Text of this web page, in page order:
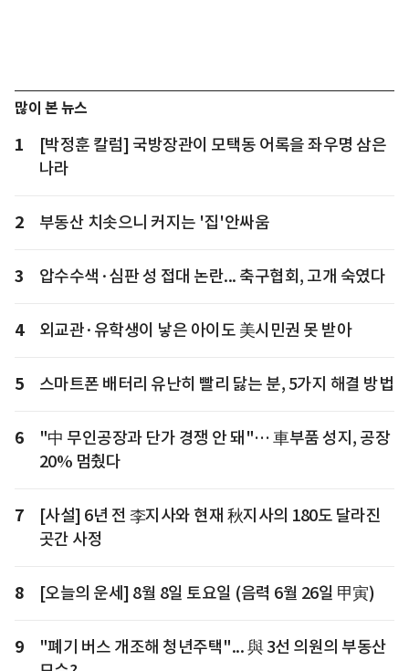
많이 본 뉴스
1
[박정훈 칼럼] 국방장관이 모택동 어록을 좌우명 삼은
나라
2 부동산 치솟으니 커지는 '집'안싸움
3 압수수색·심판 성 접대 논란... 축구협회, 고개 숙였다
4 외교관·유학생이 낳은 아이도 美시민권 못 받아
5 스마트폰 배터리 유난히 빨리 닳는 분, 5가지 해결 방법
6
"中 무인공장과 단가 경쟁 안 돼"… 車부품 성지, 공장
20% 멈췄다
7
[사설] 6년 전 李지사와 현재 秋지사의 180도 달라진
곳간 사정
8 [오늘의 운세] 8월 8일 토요일 (음력 6월 26일 甲寅)
9
"폐기 버스 개조해 청년주택"... 與 3선 의원의 부동산